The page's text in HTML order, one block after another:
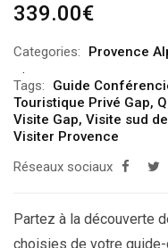
339.00€
Categories: Provence
Tags: Guide
Touristique Privé Gap,
Visite Gap, Visite sud
Visiter Provence
Réseaux sociaux
Partez à la découverte
choisies de votre